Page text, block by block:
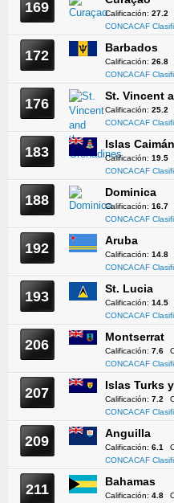
169 Calificación: 27.2
CONCACAF
172 Barbados
Calificación: 26.8
CONCACAF
176 St. Vincent
Calificación: 25.2
CONCACAF
183 Islas Caimán
Calificación: 19.5
CONCACAF
188 Dominica
Calificación: 16.7
CONCACAF
192 Aruba
Calificación: 14.8
CONCACAF
193 St. Lucia
Calificación: 14.5
CONCACAF
206 Montserrat
Calificación: 7.6
CONCACAF
207 Islas Turks
Calificación: 7.2
CONCACAF
209 Anguilla
Calificación: 6.1
CONCACAF
211 Bahamas
Calificación: 4.8